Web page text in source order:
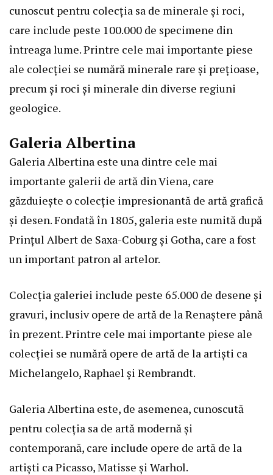
cunoscut pentru colecția sa de minerale și roci,
care include peste 100.000 de specimene din
întreaga lume. Printre cele mai importante piese
ale colecției se numără minerale rare și prețioase,
precum și roci și minerale din diverse regiuni
geologice.
Galeria Albertina
Galeria Albertina este una dintre cele mai
importante galerii de artă din Viena, care
găzduiește o colecție impresionantă de artă grafică
și desen. Fondată în 1805, galeria este numită după
Prințul Albert de Saxa-Coburg și Gotha, care a fost
un important patron al artelor.
Colecția galeriei include peste 65.000 de desene și
gravuri, inclusiv opere de artă de la Renaștere până
în prezent. Printre cele mai importante piese ale
colecției se numără opere de artă de la artiști ca
Michelangelo, Raphael și Rembrandt.
Galeria Albertina este, de asemenea, cunoscută
pentru colecția sa de artă modernă și
contemporană, care include opere de artă de la
artiști ca Picasso, Matisse și Warhol.